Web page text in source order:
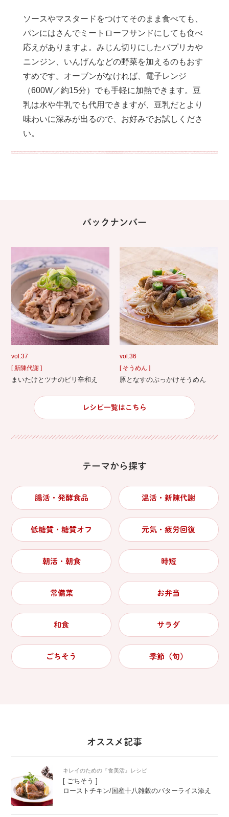
ソースやマスタードをつけてそのまま食べても、
パンにはさんでミートローフサンドにしても食べ
応えがありますよ。みじん切りにしたパプリカや
ニンジン、いんげんなどの野菜を加えるのもおす
すめです。オーブンがなければ、電子レンジ
（600W／約15分）でも手軽に加熱できます。豆
乳は水や牛乳でも代用できますが、豆乳だとより
味わいに深みが出るので、お好みでお試しくださ
い。
バックナンバー
vol.37
[ 新陳代謝 ]
まいたけとツナのピリ辛和え
vol.36
[ そうめん ]
豚となすのぶっかけそうめん
レシピ一覧はこちら
テーマから探す
腸活・発酵食品 温活・新陳代謝
低糖質・糖質オフ 元気・疲労回復
朝活・朝食 時短
常備菜 お弁当
和食 サラダ
ごちそう 季節（旬）
オススメ記事
キレイのための『食美活』レシピ
[ ごちそう ]
ローストチキン/国産十八雑穀のバターライス添え